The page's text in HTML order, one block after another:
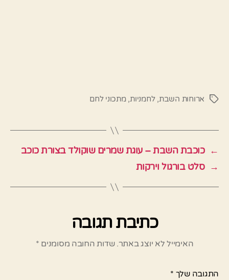
תגיותארוחות השבת,לחמניות,מתכוני לחם
← כוכבת השבת – עוגת שמרים שוקולד בצורת כוכב
→ סלט בורגול וירקות
כתיבת תגובה
האימייל לא יוצג באתר. שדות החובה מסומנים *
התגובה שלך *